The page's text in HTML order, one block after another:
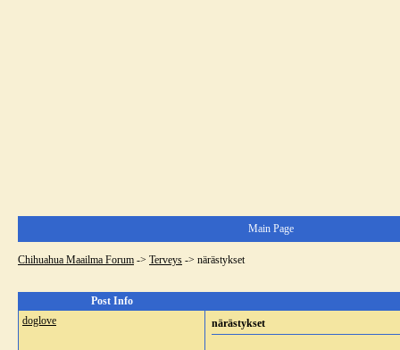
Main Page
Chihuahua Maailma Forum -> Terveys -> närästykset
Post Info
doglove
närästykset